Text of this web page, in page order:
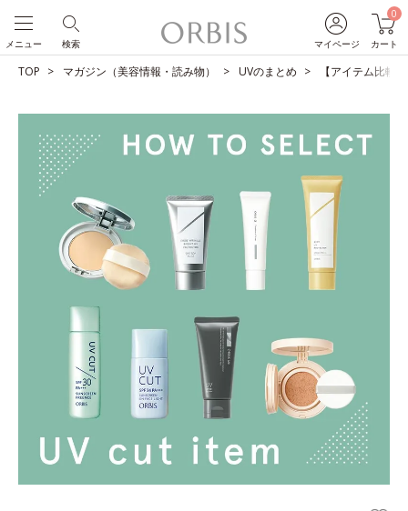
マイページ
0
カート
検索
メニュー
TOP マガジン（美容情報・読み物） UVのまとめ 【アイテム比較